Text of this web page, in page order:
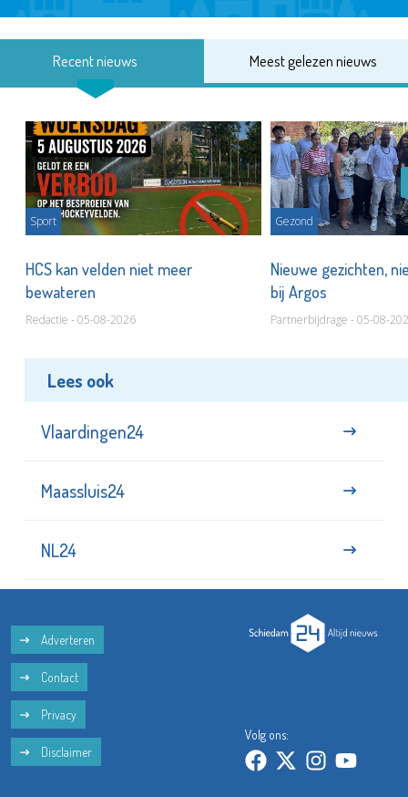
Recent nieuws Meest gelezen nieuws
Sport
HCS kan velden niet meer
bewateren
Redactie - 05-08-2026
Gezond
Nieuwe gezichten,
bij Argos
Partnerbijdrage - 05-08-
Lees ook
Vlaardingen24
Maassluis24
NL24
Adverteren
Contact
Privacy
Disclaimer
Volg ons: